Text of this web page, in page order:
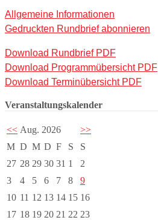
Allgemeine Informationen
Gedruckten Rundbrief abonnieren
Download Rundbrief PDF
Download Programmübersicht PDF
Download Terminübersicht PDF
Veranstaltungskalender
<< Aug. 2026
>>
M D M D F S
S
27 28 29 30 31 1
2
3
4 5 6 7 8
9
10 11 12 13 14 15 16
17 18 19 20 21 22 23